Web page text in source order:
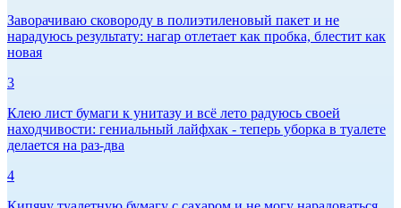
Заворачиваю сковороду в полиэтиленовый пакет и не
нарадуюсь результату: нагар отлетает как пробка, блестит как
новая
3
Клею лист бумаги к унитазу и всё лето радуюсь своей
находчивости: гениальный лайфхак - теперь уборка в туалете
делается на раз-два
4